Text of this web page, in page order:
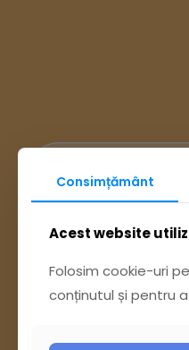
Ai
sau trimite o
Consimțământ
Acest website
Folosim cookie-uri
conținutul și pentru